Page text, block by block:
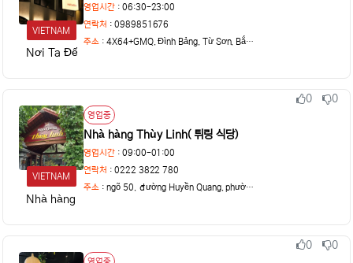
VIETNAM
Nơi Ta Đến
영업시간 : 06:30-23:00
연락처 : 0989851676
주소 : 4X64+GMQ, Đình Bảng, Từ Sơn, Bắc Ninh, Vietnam
상태
VIETNAM
Nhà hàng Thùy Linh
영업중
Nhà hàng Thùy Linh( 튀링 식당)
영업시간 : 09:00-01:00
연락처 : 0222 3822 780
주소 : ngõ 50, đường Huyền Quang, phường Ninh Xá, thành p
추천
0
비추천
0
상태 영업중
추천
0
비추천
0